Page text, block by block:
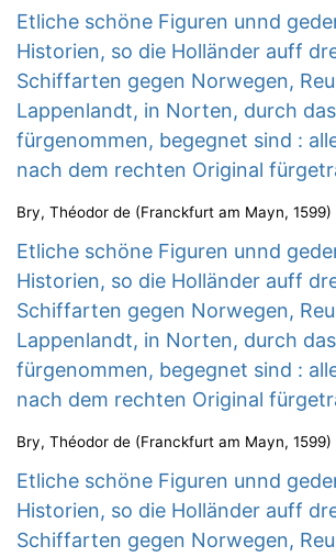
Etliche schöne Figuren unnd
Historien, so die Holländer auff
Schiffarten gegen Norwegen,
Lappenlandt, in Norten, durch
fürgenommen, begegnet sind :
nach dem rechten Original
Bry, Théodor de (Franckfurt am Mayn, 1599)
Etliche schöne Figuren unnd
Historien, so die Holländer auff
Schiffarten gegen Norwegen,
Lappenlandt, in Norten, durch
fürgenommen, begegnet sind :
nach dem rechten Original
Bry, Théodor de (Franckfurt am Mayn, 1599)
Etliche schöne Figuren unnd
Historien, so die Holländer auff
Schiffarten gegen Norwegen,